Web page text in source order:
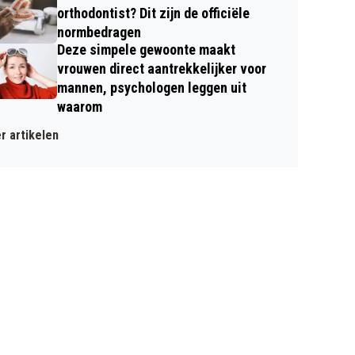
orthodontist? Dit zijn de officiële
normbedragen
Deze simpele gewoonte maakt
vrouwen direct aantrekkelijker voor
mannen, psychologen leggen uit
waarom
artikelen